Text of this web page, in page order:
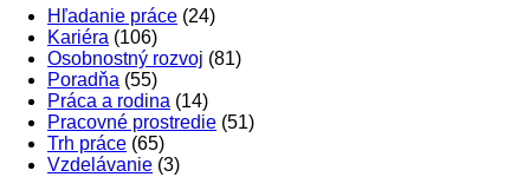
Hľadanie práce (24)
Kariéra (106)
Osobnostný rozvoj (81)
Poradňa (55)
Práca a rodina (14)
Pracovné prostredie (51)
Trh práce (65)
Vzdelávanie (3)